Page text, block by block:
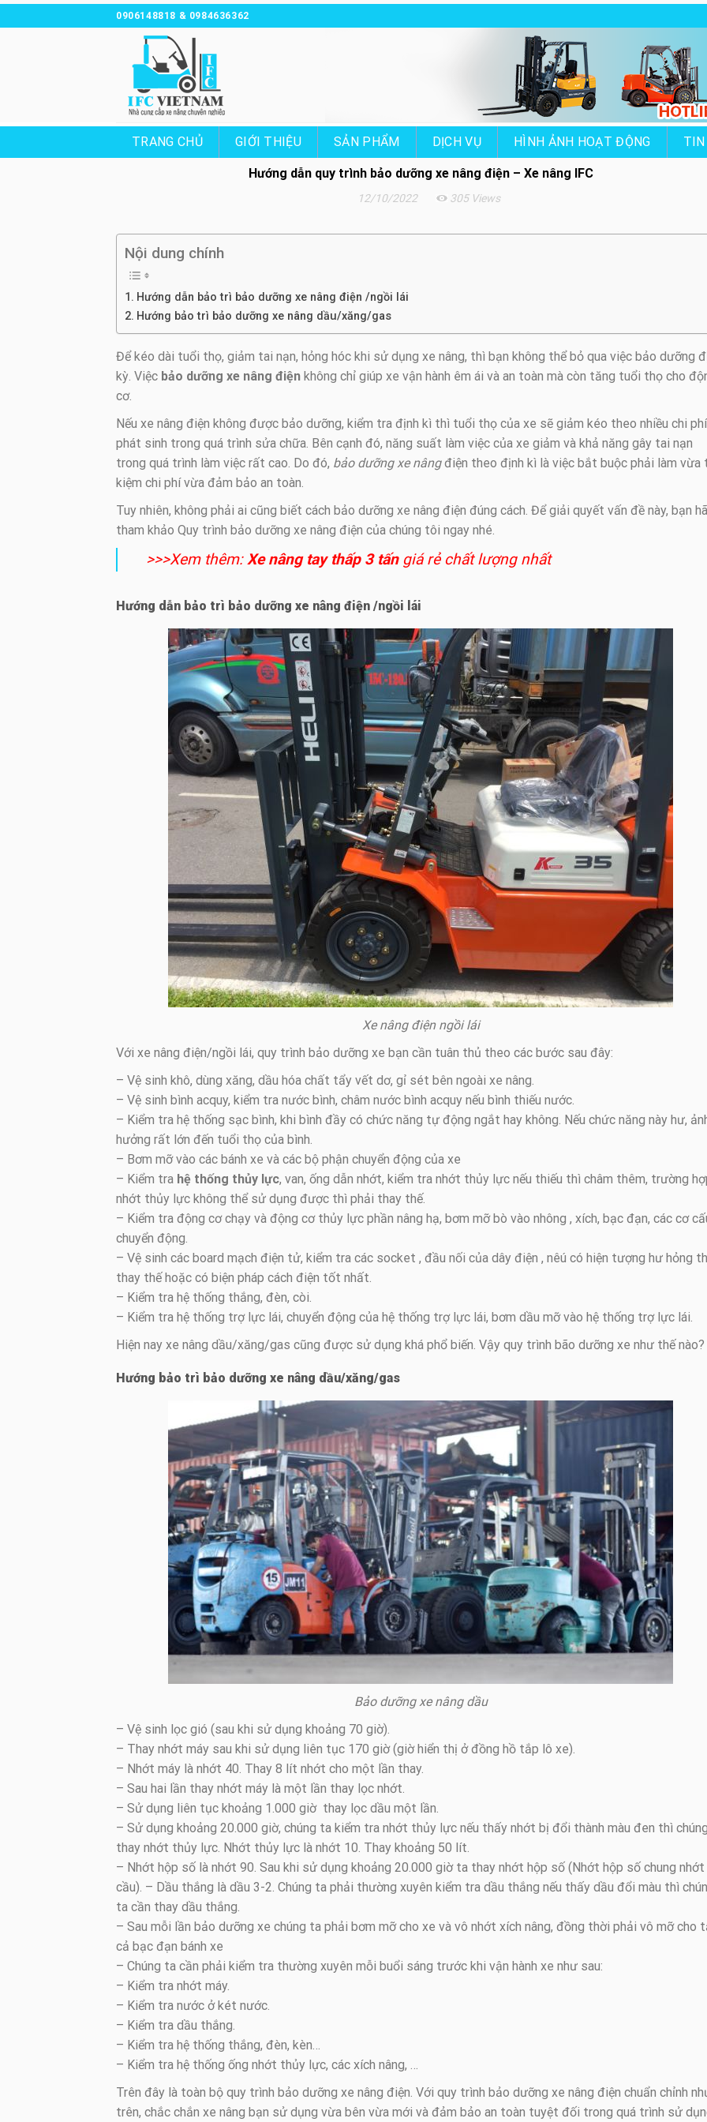
Chuyển
đến
0906148818 & 0984636362
TRANG CHỦ GIỚI THIỆU SẢN PHẨM DỊCH VỤ HÌNH ẢNH HOẠT ĐỘNG
12/10/2022 305 Views
Hướng dẫn quy trình bảo dưỡng xe nâng điện – Xe nâng IFC
Nội dung chính
Hướng dẫn bảo trì bảo dưỡng xe nâng điện /ngồi lái
Hướng bảo trì bảo dưỡng xe nâng dầu/xăng/gas
Để kéo dài tuổi thọ, giảm tai nạn, hỏng hóc khi sử dụng xe nâng, thì bạn không thể bỏ qua việc bảo dưỡng
kỳ. Việc bảo dưỡng xe nâng điện không chỉ giúp xe vận hành êm ái và an toàn mà còn tăng tuổi thọ cho
cơ.
Nếu xe nâng điện không được bảo dưỡng, kiểm tra định kì thì tuổi thọ của xe sẽ giảm kéo theo nhiều chi phí
phát sinh trong quá trình sửa chữa. Bên cạnh đó, năng suất làm việc của xe giảm và khả năng gây tai nạn
trong quá trình làm việc rất cao. Do đó, bảo dưỡng xe nângđiện theo định kì là việc bắt buộc phải làm vừa
kiệm chi phí vừa đảm bảo an toàn.
Tuy nhiên, không phải ai cũng biết cách bảo dưỡng xe nâng điện đúng cách. Để giải quyết vấn đề này, bạn
tham khảo Quy trình bảo dưỡng xe nâng điện của chúng tôi ngay nhé.
>>>Xem thêm:Xe nâng tay thấp 3 tấngiá rẻ chất lượng nhất
Hướng dẫn bảo trì bảo dưỡng xe nâng điện /ngồi lái
Xe nâng điện ngồi lái
Với xe nâng điện/ngồi lái, quy trình bảo dưỡng xe bạn cần tuân thủ theo các bước sau đây:
– Vệ sinh khô, dùng xăng, dầu hóa chất tẩy vết dơ, gỉ sét bên ngoài xe nâng.
– Vệ sinh bình acquy, kiểm tra nước bình, châm nước bình acquy nếu bình thiếu nước.
– Kiểm tra hệ thống sạc bình, khi bình đầy có chức năng tự động ngắt hay không. Nếu chức năng này hư,
hưởng rất lớn đến tuổi thọ của bình.
– Bơm mỡ vào các bánh xe và các bộ phận chuyển động của xe
– Kiểm tra hệ thống thủy lực, van, ống dẫn nhớt, kiểm tra nhớt thủy lực nếu thiếu thì châm thêm, trường
nhớt thủy lực không thể sử dụng được thì phải thay thế.
– Kiểm tra động cơ chạy và động cơ thủy lực phần nâng hạ, bơm mỡ bò vào nhông , xích, bạc đạn, các cơ
chuyển động.
– Vệ sinh các board mạch điện tử, kiểm tra các socket , đầu nối của dây điện , nêú có hiện tượng hư hỏng
thay thế hoặc có biện pháp cách điện tốt nhất.
– Kiểm tra hệ thống thắng, đèn, còi.
– Kiểm tra hệ thống trợ lực lái, chuyển động của hệ thống trợ lực lái, bơm dầu mỡ vào hệ thống trợ lực lái.
Hiện nay xe nâng dầu/xăng/gas cũng được sử dụng khá phổ biến. Vậy quy trình bão dưỡng xe như thế nào?
Hướng bảo trì bảo dưỡng xe nâng dầu/xăng/gas
Bảo dưỡng xe nâng dầu
– Vệ sinh lọc gió (sau khi sử dụng khoảng 70 giờ).
– Thay nhớt máy sau khi sử dụng liên tục 170 giờ (giờ hiển thị ở đồng hồ tắp lô xe).
– Nhớt máy là nhớt 40. Thay 8 lít nhớt cho một lần thay.
– Sau hai lần thay nhớt máy là một lần thay lọc nhớt.
– Sử dụng liên tục khoảng 1.000 giờ thay lọc dầu một lần.
– Sử dụng khoảng 20.000 giờ, chúng ta kiểm tra nhớt thủy lực nếu thấy nhớt bị đổi thành màu đen thì
thay nhớt thủy lực. Nhớt thủy lực là nhớt 10. Thay khoảng 50 lít.
– Nhớt hộp số là nhớt 90. Sau khi sử dụng khoảng 20.000 giờ ta thay nhớt hộp số (Nhớt hộp số chung nhớt
cầu). – Dầu thắng là dầu 3-2. Chúng ta phải thường xuyên kiểm tra dầu thắng nếu thấy dầu đổi màu thì
ta cần thay dầu thắng.
– Sau mỗi lần bảo dưỡng xe chúng ta phải bơm mỡ cho xe và vô nhớt xích nâng, đồng thời phải vô mỡ cho
cả bạc đạn bánh xe
– Chúng ta cần phải kiểm tra thường xuyên mỗi buổi sáng trước khi vận hành xe như sau:
– Kiểm tra nhớt máy.
– Kiểm tra nước ở két nước.
– Kiểm tra dầu thắng.
– Kiểm tra hệ thống thắng, đèn, kèn…
– Kiểm tra hệ thống ống nhớt thủy lực, các xích nâng, …
Trên đây là toàn bộ quy trình bảo dưỡng xe nâng điện. Với quy trình bảo dưỡng xe nâng điện chuẩn chỉnh
trên, chắc chắn xe nâng bạn sử dụng vừa bên vừa mới và đảm bảo an toàn tuyệt đối trong quá trình sử